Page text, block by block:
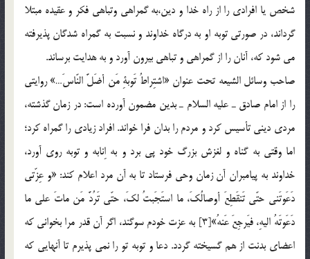
شخص يا افرادي را از راه خدا و دين،‌به گمراهي وتباهي فكر و عقيده مبتلا
گرداند، در صورتي توبه او به درگاه خداوند و نسبت به گمراه شدگان پذيرفته
مي شود كه، آنان را از گمراهي و تباهي بيرون آورد و به هدايت برساند.
صاحب وسائل الشيعه تحت عنوان «اشتِراطُ تَوبةِ مَن أضَلَّ النّاسَ…» روايتي
را از امام صادق ـ عليه السلام ـ بدين مضمون آورده است: در زمان گذشته،
مردي ديني تأسيس كرد و مردم را بدان فرا خواند. افراد زيادي را گمراه كرد؛
اما وقتي به گناه و لغزش بزرگ خود پي برد و به اِنابه و توبه روي آورد،
خداوند به پيامبران آن زمان وحي فرستاد تا به آن مرد اعلام كند: «و عِزّتي
دَعَوتَني حتّي تَنقَطِعَ أوصالُكَ، ما استَجَبتُ لكَ، حتّي تَرُدَّ مَن ماتَ علي ما
دَعَوتَهُ اليهِ، فيَرجِعَ عَنهُ»[3] به عزت خودم سوگند، اگر آن قدر مرا بخواني كه
اعضاي بدنت از هم گسيخته گردد. دعا و توبه تو را نمي پذيرم تا آنهايي كه